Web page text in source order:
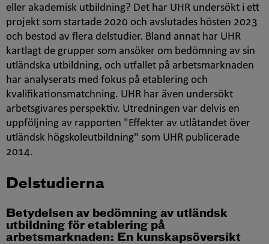
eller akademisk utbildning? Det har UHR undersökt i ett
projekt som startade 2020 och avslutades hösten 2023
och bestod av flera delstudier. Bland annat har UHR
kartlagt de grupper som ansöker om bedömning av sin
utländska utbildning, och utfallet på arbetsmarknaden
har analyserats med fokus på etablering och
kvalifikationsmatchning. UHR har även undersökt
arbetsgivares perspektiv. Utredningen var delvis en
uppföljning av rapporten "Effekter av utlåtandet över
utländsk högskoleutbildning" som UHR publicerade
2014.
Delstudierna
Betydelsen av bedömning av utländsk
utbildning för etablering på
arbetsmarknaden: En kunskapsöversikt